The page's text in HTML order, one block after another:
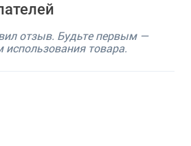
отзыв. Будьте первым —
товара.